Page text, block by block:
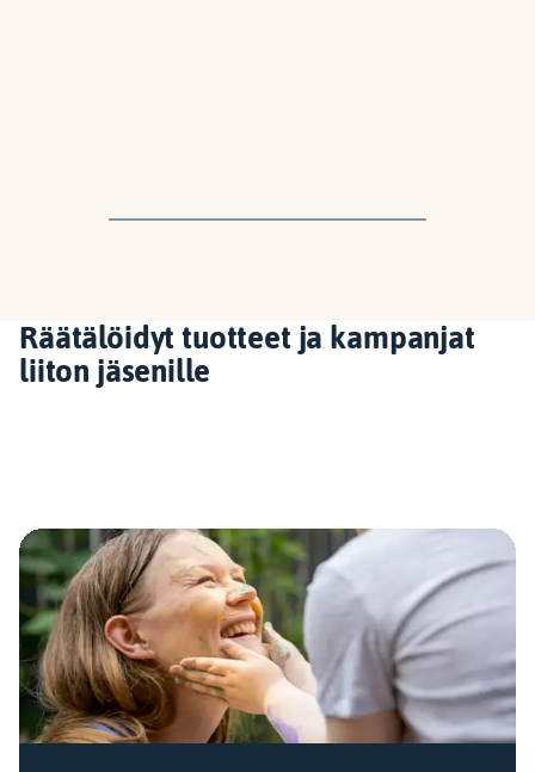
Räätälöidyt tuotteet ja kampanjat
liiton jäsenille